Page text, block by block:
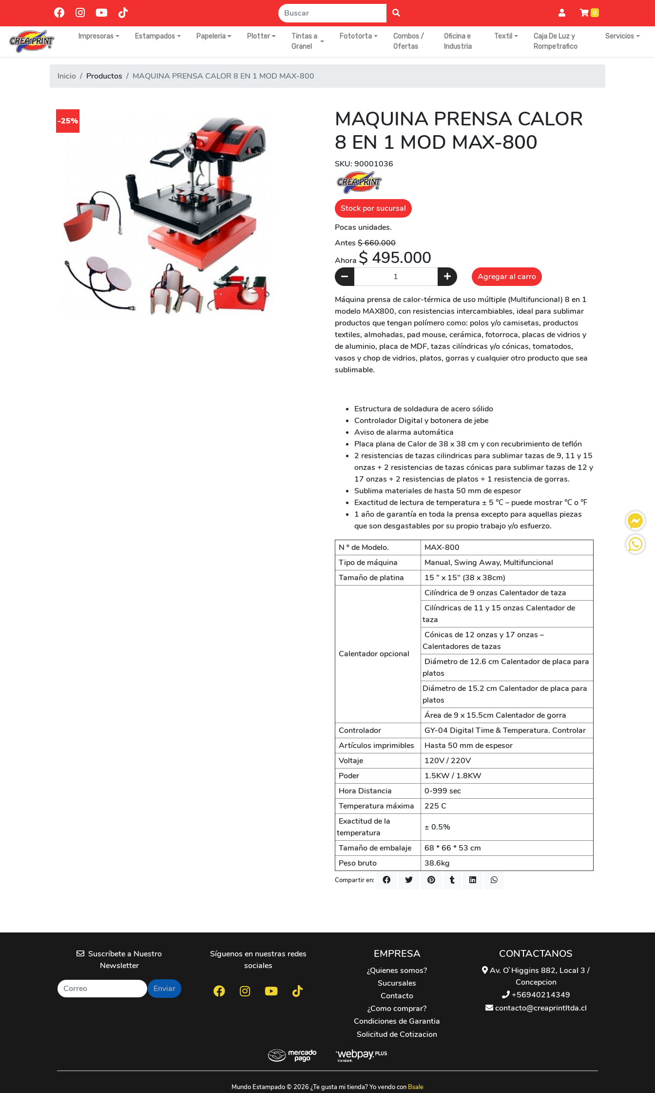
0
Impresoras Estampados Papeleria Plotter
Tintas a
Granel
Fototorta
Combos /
Ofertas
Oficina e
Industria
Textil
Caja De Luz y
Rompetrafico
Servicios
Inicio Productos MAQUINA PRENSA CALOR 8 EN 1 MOD MAX-800
-25%
MAQUINA PRENSA CALOR
8 EN 1 MOD MAX-800
SKU: 90001036
Stock por sucursal
Pocas unidades.
Antes $ 660.000
Ahora $ 495.000
Agregar al carro
Máquina prensa de calor-térmica de uso múltiple (Multifuncional) 8 en 1
modelo MAX800, con resistencias intercambiables, ideal para sublimar
productos que tengan polímero como: polos y/o camisetas, productos
textiles, almohadas, pad mouse, cerámica, fotorroca, placas de vidrios y
de aluminio, placa de MDF, tazas cilíndricas y/o cónicas, tomatodos,
vasos y chop de vidrios, platos, gorras y cualquier otro producto que sea
sublimable.
Estructura de soldadura de acero sólido
Controlador Digital y botonera de jebe
Aviso de alarma automática
Placa plana de Calor de 38 x 38 cm y con recubrimiento de teflón
2 resistencias de tazas cilindricas para sublimar tazas de 9, 11 y 15
onzas + 2 resistencias de tazas cónicas para sublimar tazas de 12 y
17 onzas + 2 resistencias de platos + 1 resistencia de gorras.
Sublima materiales de hasta 50 mm de espesor
Exactitud de lectura de temperatura ± 5 ℃ – puede mostrar ℃ o ℉
1 año de garantía en toda la prensa excepto para aquellas piezas
que son desgastables por su propio trabajo y/o esfuerzo.
N º de Modelo.
MAX-800
Tipo de máquina
Manual, Swing Away, Multifuncional
Tamaño de platina
15 ” x 15″ (38 x 38cm)
Calentador opcional
Cilíndrica de 9 onzas Calentador de taza
Cilíndricas de 11 y 15 onzas Calentador de
taza
Cónicas de 12 onzas y 17 onzas –
Calentadores de tazas
Diámetro de 12.6 cm Calentador de placa para
platos
Diámetro de 15.2 cm Calentador de placa para
platos
Área de 9 x 15.5cm Calentador de gorra
Controlador
GY-04 Digital Time & Temperatura. Controlar
Artículos imprimibles
Hasta 50 mm de espesor
Voltaje
120V / 220V
Poder
1.5KW / 1.8KW
Hora Distancia
0-999 sec
Temperatura máxima
225 C
Exactitud de la
temperatura
± 0.5%
Tamaño de embalaje
68 * 66 * 53 cm
Peso bruto
38.6kg
Compartir en:
Suscríbete a Nuestro
Newsletter
Enviar
Síguenos en nuestras redes
sociales
EMPRESA
¿Quienes somos?
Sucursales
Contacto
¿Como comprar?
Condiciones de Garantia
Solicitud de Cotizacion
CONTACTANOS
Av. O`Higgins 882, Local 3 /
Concepcion
+56940214349
contacto@creaprintltda.cl
Mundo Estampado © 2026¿Te gusta mi tienda? Yo vendo con Bsale